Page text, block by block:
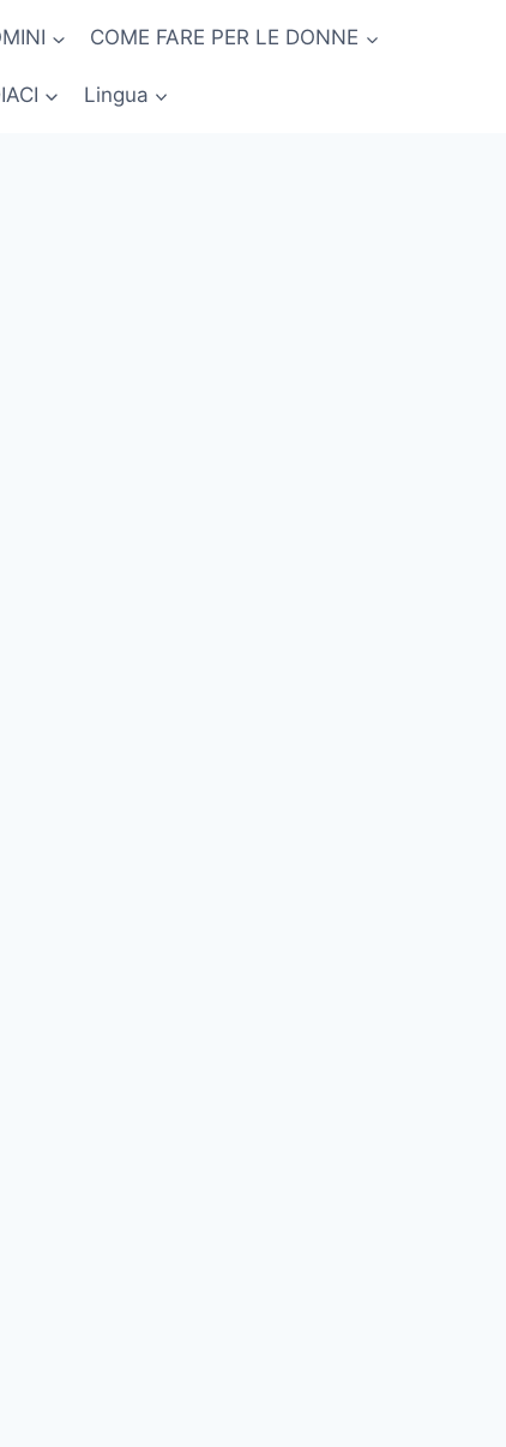
COME FARE PER LE DONNE
Lingua